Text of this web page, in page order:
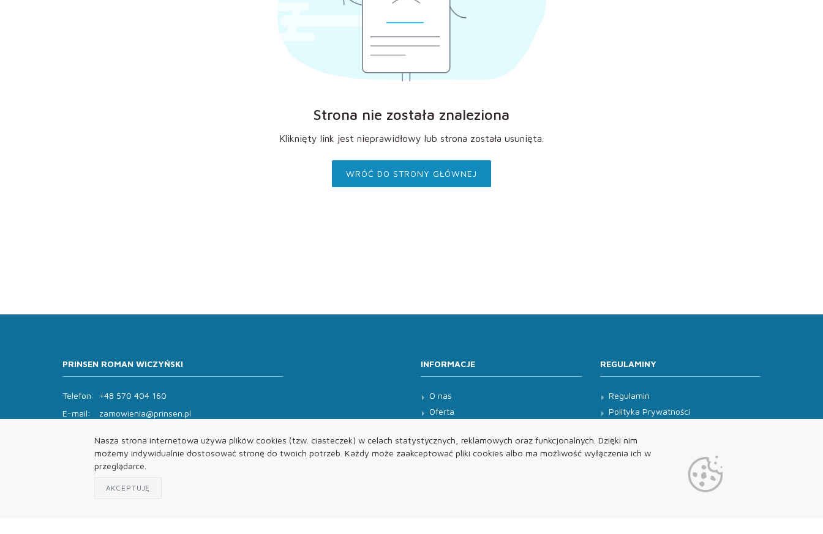
Nasza strona internetowa używa plików cookies (tzw. ciasteczek) w celach statystycznych, reklamowych oraz funkcjonalnych. Dzięki nim
możemy indywidualnie dostosować stronę do twoich potrzeb. Każdy może zaakceptować pliki cookies albo ma możliwość wyłączenia ich w
przeglądarce.
AKCEPTUJĘ
Strona nie została znaleziona
Kliknięty link jest nieprawidłowy lub strona została usunięta.
WRÓĆ DO STRONY GŁÓWNEJ
PRINSEN ROMAN WICZYŃSKI
Telefon:
+48 570 404 160
E-mail:
zamowienia@prinsen.pl
Pon - Pt: 8:00 - 14:00 Sob: zamknięte
INFORMACJE
O nas
Oferta
REGULAMINY
Regulamin
Polityka Prywatności